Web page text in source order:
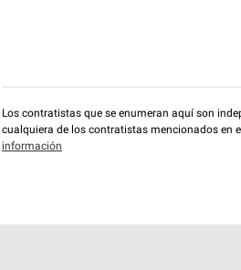
Los contratistas que se enumeran aquí son
cualquiera de los contratistas mencionados en
información